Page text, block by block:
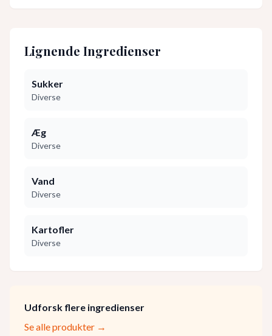
Lignende Ingredienser
Sukker
Diverse
Æg
Diverse
Vand
Diverse
Kartofler
Diverse
Udforsk flere ingredienser
Se alle produkter →